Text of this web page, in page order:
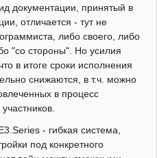
документации, принятый в
отличается - тут не
либо своего, либо
"со стороны". Но усилия
в итоге сроки исполнения
снижаются, в т.ч. можно
в процесс
- гибкая система,
под конкретного